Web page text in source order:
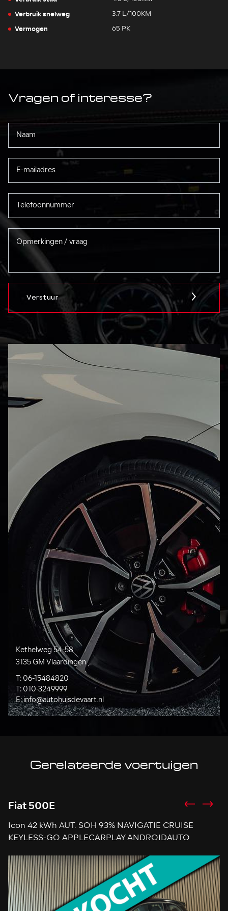
Verbruik snelweg 3.7 L/100KM
Vermogen 65 PK
Vragen of interesse?
Verstuur
Kethelweg 54-58
3135 GM Vlaardingen
T: 06-15484820
T: 010-3249999
E:info@autohuisdevaart.nl
Gerelateerde voertuigen
Fiat 500E
Icon 42 kWh AUT. SOH 93% NAVIGATIE CRUISE
KEYLESS-GO APPLECARPLAY ANDROIDAUTO